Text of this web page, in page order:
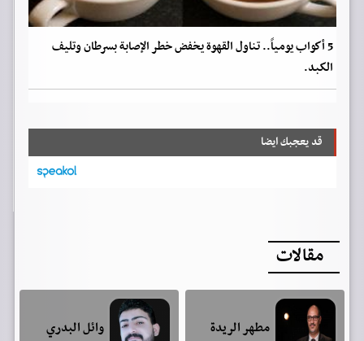
5 أكواب يومياً.. تناول القهوة يخفض خطر الإصابة بسرطان وتليف
الكبد.
قد يعجبك ايضا
مقالات
مطهر الريدة وائل البدري